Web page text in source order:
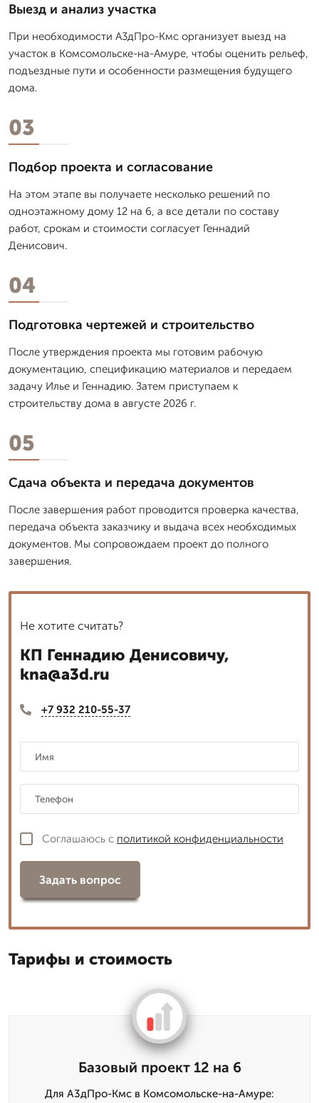
Выезд и анализ участка
При необходимости А3дПро-Кмс организует выезд на
участок в Комсомольске-на-Амуре, чтобы оценить рельеф,
подъездные пути и особенности размещения будущего
дома.
03
Подбор проекта и согласование
На этом этапе вы получаете несколько решений по
одноэтажному дому 12 на 6, а все детали по составу
работ, срокам и стоимости согласует Геннадий
Денисович.
04
Подготовка чертежей и строительство
После утверждения проекта мы готовим рабочую
документацию, спецификацию материалов и передаем
задачу Илье и Геннадию. Затем приступаем к
строительству дома в августе 2026 г.
05
Сдача объекта и передача документов
После завершения работ проводится проверка качества,
передача объекта заказчику и выдача всех необходимых
документов. Мы сопровождаем проект до полного
завершения.
Не хотите считать?
КП Геннадию Денисовичу,
kna@a3d.ru
+7 932 210-55-37
Соглашаюсь с политикой конфиденциальности
Задать вопрос
Тарифы и стоимость
Базовый проект 12 на 6
Для А3дПро-Кмс в Комсомольске-на-Амуре: